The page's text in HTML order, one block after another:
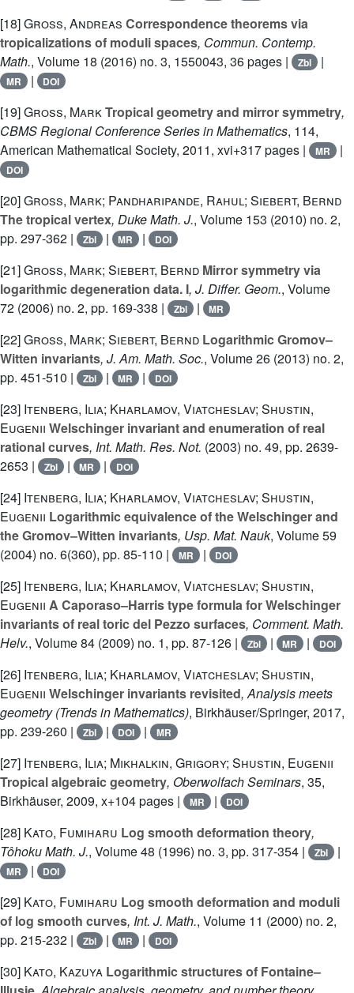
[18]Gross, Andreas Correspondence theorems via
tropicalizations of moduli spaces, Commun. Contemp.
Math., Volume 18 (2016) no. 3, 1550043, 36 pages | Zbl |
MR | DOI
[19]Gross, MarkTropical geometry and mirror symmetry,
CBMS Regional Conference Series in Mathematics, 114,
American Mathematical Society, 2011, xvi+317 pages |
MR |
DOI
[20]Gross, Mark; Pandharipande, Rahul; Siebert, Bernd
The tropical vertex, Duke Math. J., Volume 153 (2010) no. 2,
pp. 297-362 |
Zbl | MR | DOI
[21]Gross, Mark; Siebert, Bernd Mirror symmetry via
logarithmic degeneration data. I, J. Differ. Geom., Volume
72 (2006) no. 2, pp. 169-338 | Zbl | MR
[22]Gross, Mark; Siebert, Bernd Logarithmic Gromov–
Witten invariants, J. Am. Math. Soc., Volume 26 (2013) no. 2,
pp. 451-510 |
Zbl | MR | DOI
[23] Itenberg, Ilia; Kharlamov, Viatcheslav; Shustin,
Eugenii Welschinger invariant and enumeration of real
rational curves, Int. Math. Res. Not. (2003) no. 49, pp. 2639-
2653 |
Zbl | MR | DOI
[24] Itenberg, Ilia; Kharlamov, Viatcheslav; Shustin,
Eugenii Logarithmic equivalence of the Welschinger and
the Gromov–Witten invariants, Usp. Mat. Nauk, Volume 59
(2004) no. 6(360), pp. 85-110 |
MR | DOI
[25] Itenberg, Ilia; Kharlamov, Viatcheslav; Shustin,
Eugenii A Caporaso–Harris type formula for Welschinger
invariants of real toric del Pezzo surfaces, Comment. Math.
Helv., Volume 84 (2009) no. 1, pp. 87-126 | Zbl | MR | DOI
[26] Itenberg, Ilia; Kharlamov, Viatcheslav; Shustin,
Eugenii Welschinger invariants revisited, Analysis meets
geometry(Trends in Mathematics), Birkhäuser/Springer, 2017,
pp. 239-260 |
Zbl | DOI | MR
[27] Itenberg, Ilia; Mikhalkin, Grigory; Shustin, Eugenii
Tropical algebraic geometry, Oberwolfach Seminars, 35,
Birkhäuser, 2009, x+104 pages |
MR | DOI
[28] Kato, Fumiharu Log smooth deformation theory,
Tôhoku Math. J., Volume 48 (1996) no. 3, pp. 317-354 | Zbl |
MR | DOI
[29] Kato, Fumiharu Log smooth deformation and moduli
of log smooth curves, Int. J. Math., Volume 11 (2000) no. 2,
pp. 215-232 |
Zbl | MR | DOI
[30] Kato, Kazuya Logarithmic structures of Fontaine–